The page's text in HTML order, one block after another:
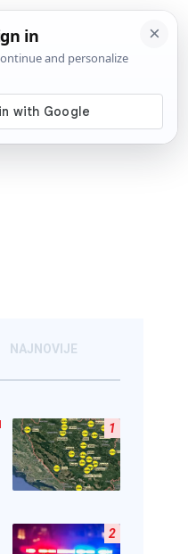
NAJNOVIJE
1
2